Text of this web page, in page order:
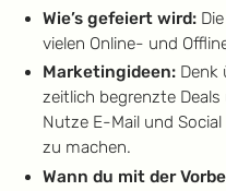
Wie’s gefeiert wird:Die
vielen Online- und
Marketingideen:Denk
zeitlich begrenzte
Nutze E-Mail und
zu machen.
Wann du mit der